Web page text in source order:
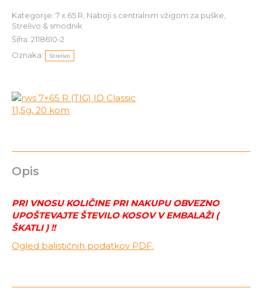
ID
Classic
11,5g,
20
Kategorije: 7 x 65 R Naboji s centralnim vžigom za puške
Strelivo & smodnik
Šifra: 2118610-2
Oznaka:
Strelivo
Opis
PRI VNOSU KOLIČINE PRI NAKUPU OBVEZNO
UPOŠTEVAJTE ŠTEVILO KOSOV V EMBALAŽI (
ŠKATLI ) !!
Ogled balističnih podatkov PDF.